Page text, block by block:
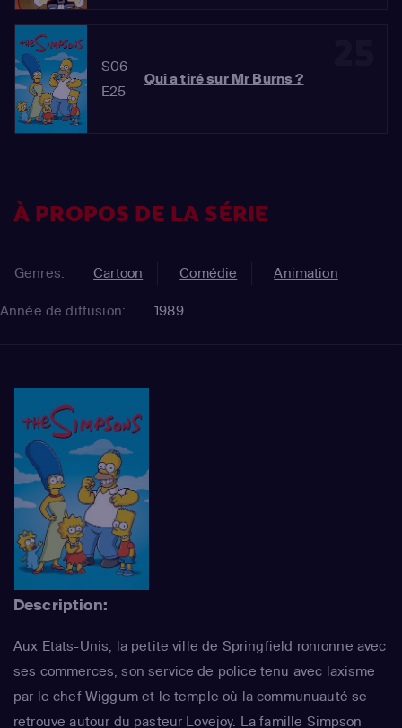
S06
E25
Qui a tiré sur Mr Burns ?
À PROPOS DE LA SÉRIE
Genres: Cartoon Comédie Animation
Année de diffusion: 1989
Description:
Aux Etats-Unis, la petite ville de Springfield ronronne avec
ses commerces, son service de police tenu avec laxisme
par le chef Wiggum et le temple où la communuauté se
retrouve autour du pasteur Lovejoy. La famille Simpson